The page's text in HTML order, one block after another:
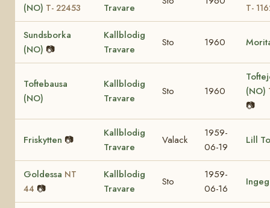
(NO) T- 22453
Travare
T-
Sundsborka
(NO) 📷
Kallblodig
Travare
Sto 1960
Toftebausa
(NO)
Kallblodig
Travare
Sto 1960
(NO)
📷
Friskytten 📷
Kallblodig
Travare
Valack
1959-
06-19
Lill
Goldessa NT
44 📷
Kallblodig
Travare
Sto
1959-
06-16